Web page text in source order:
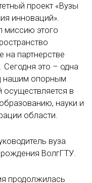
проект «Вузы
инноваций».
миссию этого
на партнерстве
Сегодня это – одна
нашим опорным
осуществляется в
науки и
области.
вуза
ВолгГТУ.
продолжилась